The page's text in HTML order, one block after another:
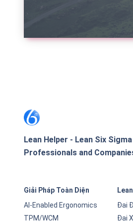
Lean Helper - Lean Six
Professionals and
Giải Pháp Toàn Diện
AI-Enabled Ergonomics
TPM/WCM
Đai
Đai